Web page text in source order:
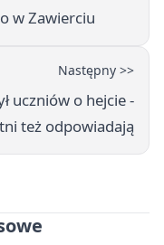
w Zawierciu
Następny >>
uczniów o hejcie -
też odpowiadają